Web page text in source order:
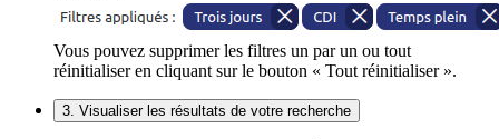
Vous pouvez supprimer les filtres un par un ou tout
réinitialiser en cliquant sur le bouton « Tout réinitialiser ».
3. Visualiser les résultats de votre recherche